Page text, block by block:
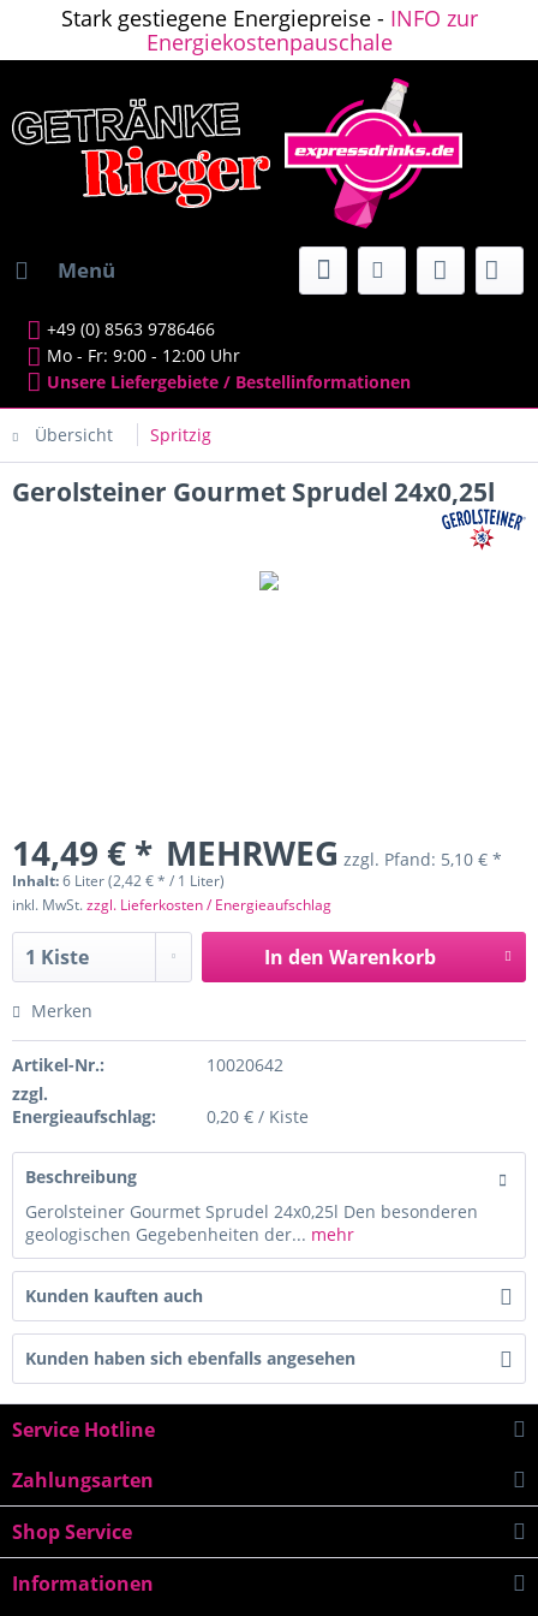
Stark gestiegene Energiepreise - INFO zur
Energiekostenpauschale
Menü
+49 (0) 8563 9786466
Mo - Fr: 9:00 - 12:00 Uhr
Unsere Liefergebiete / Bestellinformationen
Übersicht Spritzig
Gerolsteiner Gourmet Sprudel 24x0,25l
14,49 € * MEHRWEG zzgl. Pfand: 5,10 € *
Inhalt:6 Liter (2,42 € * / 1 Liter)
inkl. MwSt.zzgl. Lieferkosten / Energieaufschlag
In den Warenkorb
Merken
Artikel-Nr.:
10020642
zzgl.
Energieaufschlag:
0,20 € / Kiste
Beschreibung
Gerolsteiner Gourmet Sprudel 24x0,25l Den besonderen
geologischen Gegebenheiten der... mehr
Kunden kauften auch
Kunden haben sich ebenfalls angesehen
Service Hotline
Zahlungsarten
Shop Service
Informationen